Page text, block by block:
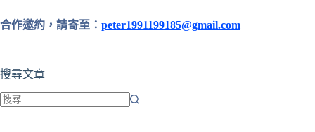
合作邀約，請寄至： peter1991199185@gmail.com
搜尋文章